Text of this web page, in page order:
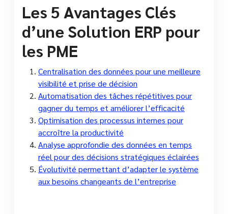
Les 5 Avantages Clés
d’une Solution ERP pour
les PME
Centralisation des données pour une meilleure
visibilité et prise de décision
Automatisation des tâches répétitives pour
gagner du temps et améliorer l’efficacité
Optimisation des processus internes pour
accroître la productivité
Analyse approfondie des données en temps
réel pour des décisions stratégiques éclairées
Évolutivité permettant d’adapter le système
aux besoins changeants de l’entreprise